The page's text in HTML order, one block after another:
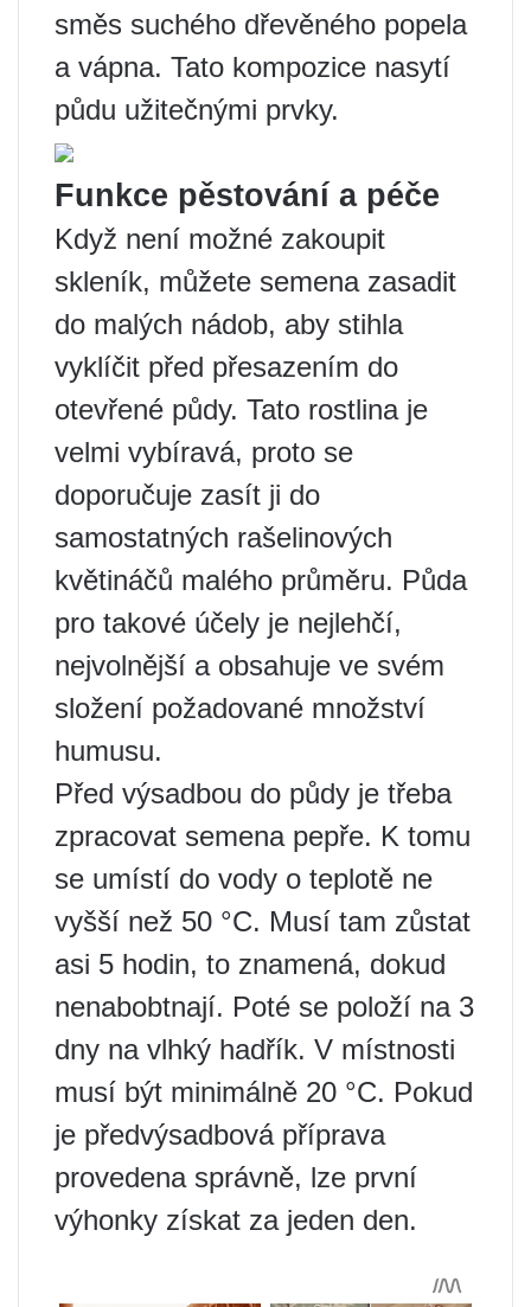
směs suchého dřevěného popela
a vápna. Tato kompozice nasytí
půdu užitečnými prvky.
Funkce pěstování a péče
Když není možné zakoupit
skleník, můžete semena zasadit
do malých nádob, aby stihla
vyklíčit před přesazením do
otevřené půdy. Tato rostlina je
velmi vybíravá, proto se
doporučuje zasít ji do
samostatných rašelinových
květináčů malého průměru. Půda
pro takové účely je nejlehčí,
nejvolnější a obsahuje ve svém
složení požadované množství
humusu.
Před výsadbou do půdy je třeba
zpracovat semena pepře. K tomu
se umístí do vody o teplotě ne
vyšší než 50 °C. Musí tam zůstat
asi 5 hodin, to znamená, dokud
nenabobtnají. Poté se položí na 3
dny na vlhký hadřík. V místnosti
musí být minimálně 20 °C. Pokud
je předvýsadbová příprava
provedena správně, lze první
výhonky získat za jeden den.